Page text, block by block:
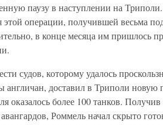
паузу в наступлении на
операции, получившей весьма
в конце месяца им пришлось
судов, которому удалось
доставил в Триполи новую
оказалось более 100 танков.
Роммель начал скрыто